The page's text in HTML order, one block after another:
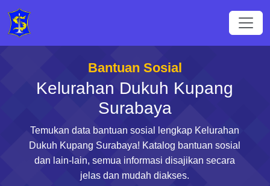
Bantuan Sosial
Kelurahan Dukuh Kupang
Surabaya
Temukan data bantuan sosial lengkap Kelurahan
Dukuh Kupang Surabaya! Katalog bantuan sosial
dan lain-lain, semua informasi disajikan secara
jelas dan mudah diakses.